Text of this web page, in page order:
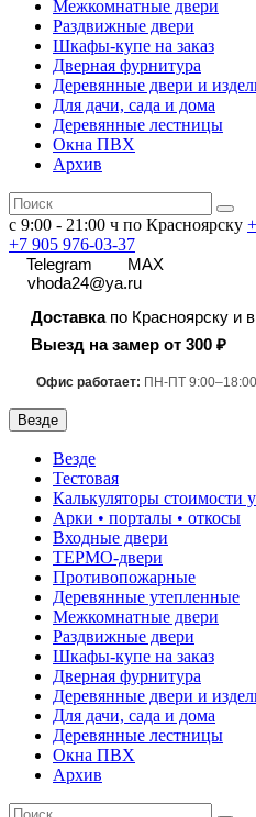
Межкомнатные двери
Раздвижные двери
Шкафы-купе на заказ
Дверная фурнитура
Деревянные двери и
Для дачи, сада и дома
Деревянные лестницы
Окна ПВХ
Архив
с 9:00 - 21:00 ч по Красноярску
+7 905 976-03-37
Telegram
MAX
vhoda24@ya.ru
Доставкапо Красноярску и
Выезд на замер от 300 ₽
Офис работает: ПН-ПТ
Везде
Везде
Тестовая
Калькуляторы стоимости
Арки • порталы • откосы
Входные двери
ТЕРМО-двери
Противопожарные
Деревянные утепленные
Межкомнатные двери
Раздвижные двери
Шкафы-купе на заказ
Дверная фурнитура
Деревянные двери и
Для дачи, сада и дома
Деревянные лестницы
Окна ПВХ
Архив